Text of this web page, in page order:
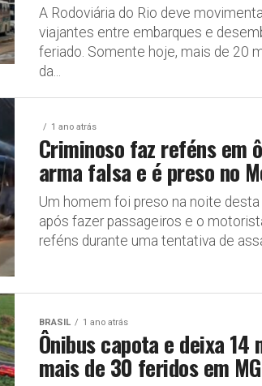
A Rodoviária do Rio deve
viajantes entre embarques e
feriado. Somente hoje, mais de 20
da...
1 ano atrás
Criminoso faz reféns em
arma falsa e é preso no
Um homem foi preso na noite
após fazer passageiros e o
reféns durante uma tentativa de
BRASIL 1 ano atrás
Ônibus capota e deixa 14
mais de 30 feridos em MG